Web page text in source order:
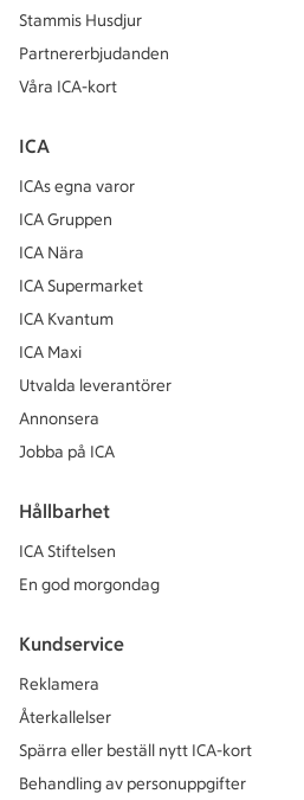
Stammis Husdjur
Partnererbjudanden
Våra ICA-kort
ICA
ICAs egna varor
ICA Gruppen
ICA Nära
ICA Supermarket
ICA Kvantum
ICA Maxi
Utvalda leverantörer
Annonsera
Jobba på ICA
Hållbarhet
ICA Stiftelsen
En god morgondag
Kundservice
Reklamera
Återkallelser
Spärra eller beställ nytt ICA-kort
Behandling av personuppgifter